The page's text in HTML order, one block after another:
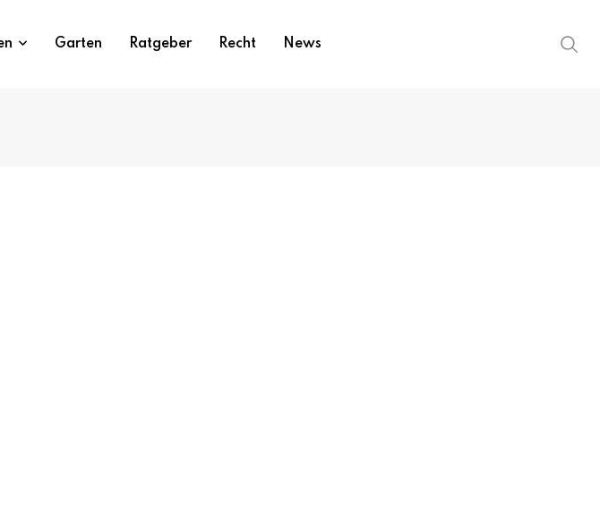
Garten Ratgeber Recht News